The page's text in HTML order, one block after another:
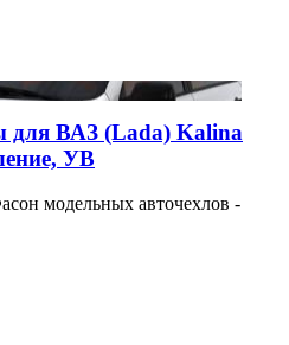
для ВАЗ (Lada) Kalina
УВ
модельных авточехлов -